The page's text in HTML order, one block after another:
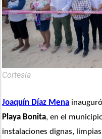
Cortesía
Joaquín Díaz Mena
Playa Bonita, en el
instalaciones dignas,